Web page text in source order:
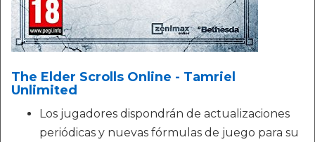
The Elder Scrolls Online - Tamriel
Unlimited
Los jugadores dispondrán de actualizaciones
periódicas y nuevas fórmulas de juego para su